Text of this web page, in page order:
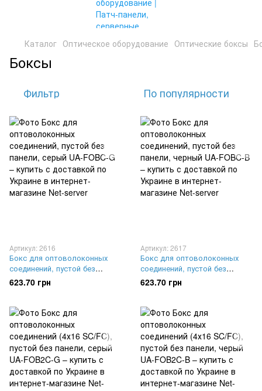
Каталог Оптическое оборудование Оптические боксы
Боксы
Фильтр По популярности
Артикул: 2616
Бокс для оптоволоконных
соединений, пустой без
панели, серый UA-FOBC-G
623.70 грн
Артикул: 2617
Бокс для оптоволоконных
соединений, пустой без
панели, черный UA-FOBC-B
623.70 грн